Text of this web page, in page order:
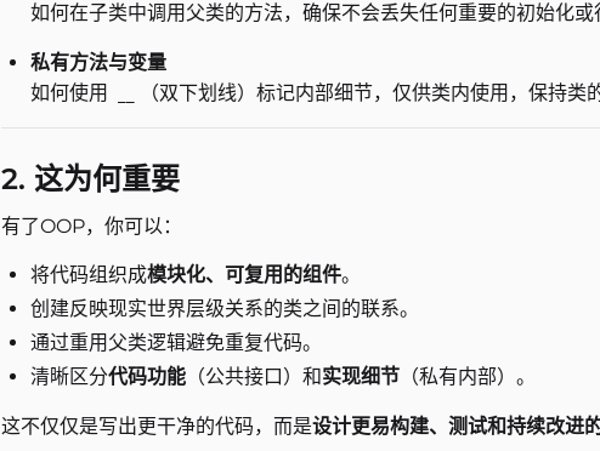
如何在子类中调用父类的方法，确保不会丢失任何重要的初始化或
私有方法与变量
如何使用
（双下划线）标记内部细节，仅供类内使用，保持类
2. 这为何重要
有了OOP，你可以：
将代码组织成模块化、可复用的组件。
创建反映现实世界层级关系的类之间的联系。
通过重用父类逻辑避免重复代码。
清晰区分代码功能 （公共接口）和实现细节 （私有内部）。
这不仅仅是写出更干净的代码，而是设计更易构建、测试和持续改进